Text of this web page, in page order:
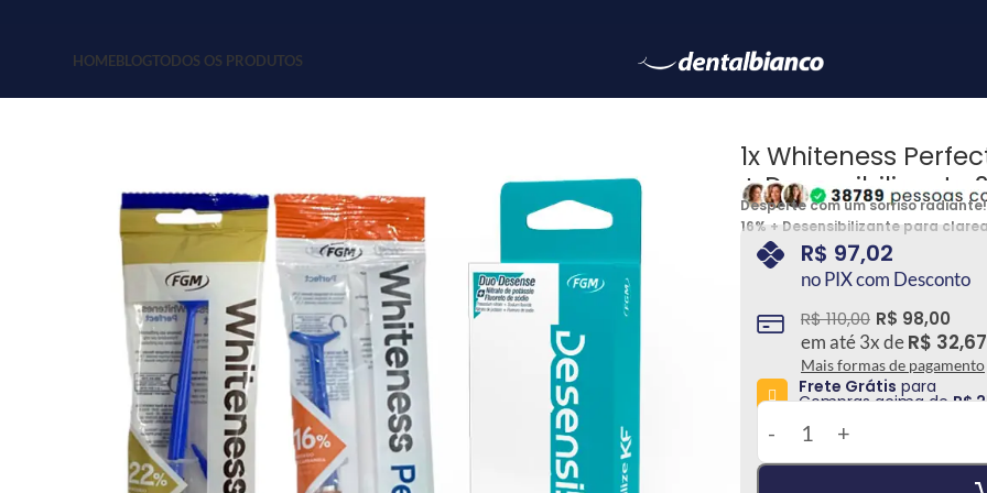
HOMEBLOGTODOS OS PRODUTOS
1x Whiteness
+ Desensibilizante
Desperte com um sorriso
16% + Desensibilizante para
personalizadas. E para facilitar,
sorriso com facilidade e brilhe
R$ 97,02
no PIX com Desconto
R$110,00 R$ 98,00
em até3x deR$ 32,67
Mais formas de pagamento
Frete Grátis para
Compras acima deR$